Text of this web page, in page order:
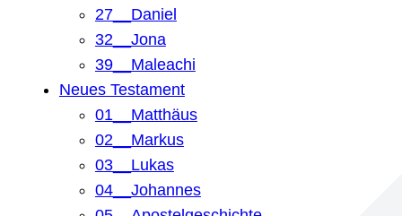
27__Daniel
32__Jona
39__Maleachi
Neues Testament
01__Matthäus
02__Markus
03__Lukas
04__Johannes